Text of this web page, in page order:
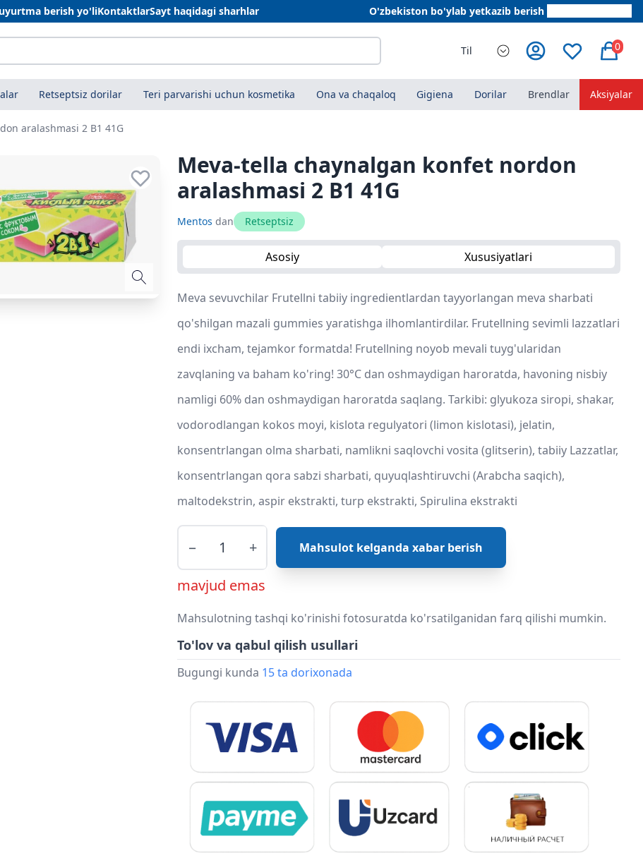
berish yo'liKontaktlarSayt haqidagi sharhlar O'zbekiston bo'ylab yetkazib berish
Til 0
Retseptsiz dorilar Teri parvarishi uchun kosmetika Ona va chaqaloq Gigiena Dorilar Brendlar Aksiyalar
aralashmasi 2 B1 41G
Meva-tella chaynalgan konfet nordon
aralashmasi 2 B1 41G
Mentos dan Retseptsiz
Asosiy Xususiyatlari
Meva sevuvchilar Frutellni tabiiy ingredientlardan tayyorlangan meva sharbati
qo'shilgan mazali gummies yaratishga ilhomlantirdilar. Frutellning sevimli lazzatlari
endi ixcham, tejamkor formatda! Frutellning noyob mevali tuyg'ularidan
zavqlaning va baham ko'ring! 30°C dan oshmaydigan haroratda, havoning nisbiy
namligi 60% dan oshmaydigan haroratda saqlang. Tarkibi: glyukoza siropi, shakar,
vodorodlangan kokos moyi, kislota regulyatori (limon kislotasi), jelatin,
konsentrlangan olma sharbati, namlikni saqlovchi vosita (glitserin), tabiiy Lazzatlar,
konsentrlangan qora sabzi sharbati, quyuqlashtiruvchi (Arabcha saqich),
maltodekstrin, aspir ekstrakti, turp ekstrakti, Spirulina ekstrakti
− + Mahsulot kelganda xabar berish
mavjud emas
Mahsulotning tashqi ko'rinishi fotosuratda ko'rsatilganidan farq qilishi mumkin.
To'lov va qabul qilish usullari
Bugungi kunda 15 ta dorixonada